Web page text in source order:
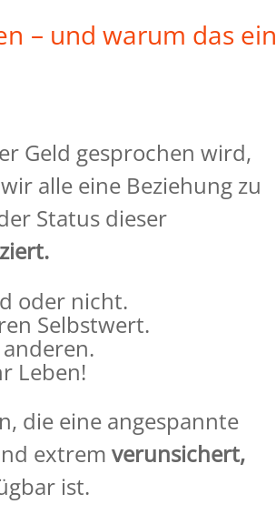
– und warum das ein
Geld gesprochen wird,
alle eine Beziehung zu
Status dieser
oder nicht.
Selbstwert.
Leben!
die eine angespannte
extremverunsichert,
ist.